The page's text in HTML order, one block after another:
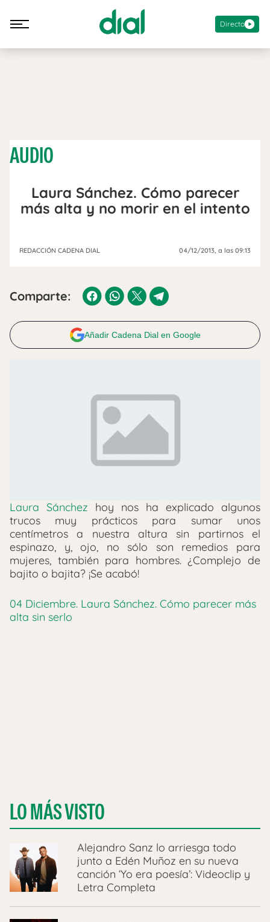
Directo
AUDIO
Laura Sánchez. Cómo parecer
más alta y no morir en el intento
REDACCIÓN CADENA DIAL 04/12/2013, a las 09:13
Comparte:
Añadir Cadena Dial en Google
Laura Sánchez hoy nos ha explicado algunos
trucos muy prácticos para sumar unos
centímetros a nuestra altura sin partirnos el
espinazo, y, ojo, no sólo son remedios para
mujeres, también para hombres. ¿Complejo de
bajito o bajita? ¡Se acabó!
04 Diciembre. Laura Sánchez. Cómo parecer más
alta sin serlo
LO MÁS VISTO
Alejandro Sanz lo arriesga todo
junto a Edén Muñoz en su nueva
canción ‘Yo era poesía’: Videoclip y
Letra Completa